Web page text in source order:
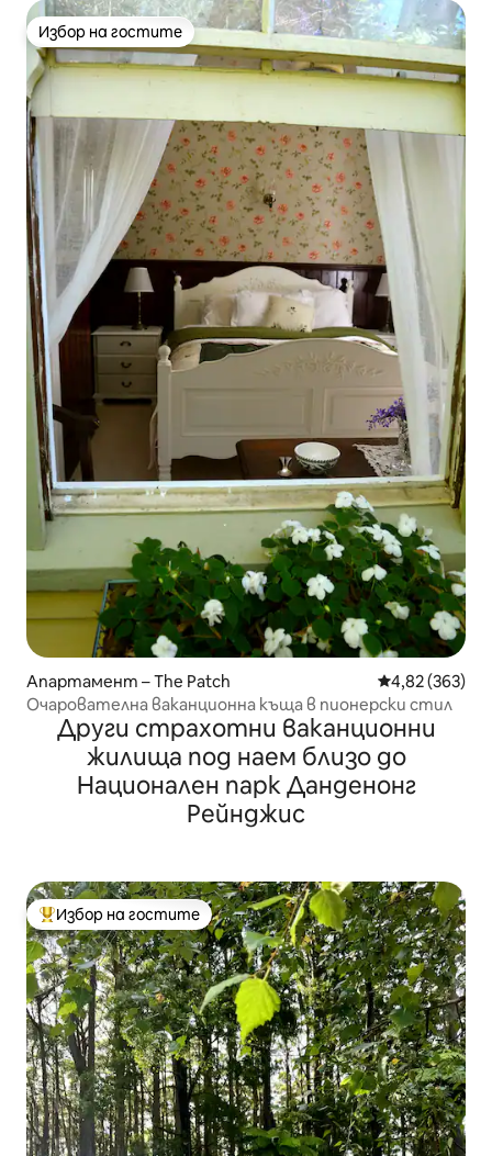
Избор на гостите
Избор на гостите
Апартамент – The Patch Средна
4,82 (363)
Очарователна ваканционна къща в пионерски стил
Други страхотни ваканционни
жилища под наем близо до
Национален парк Данденонг
Рейнджис
Най-популярен избор на гостите
Избор на гостите